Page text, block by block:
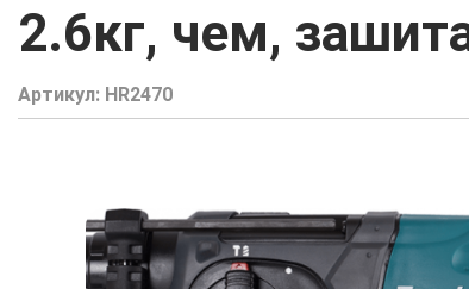
2.6кг, чем,
Артикул: HR2470